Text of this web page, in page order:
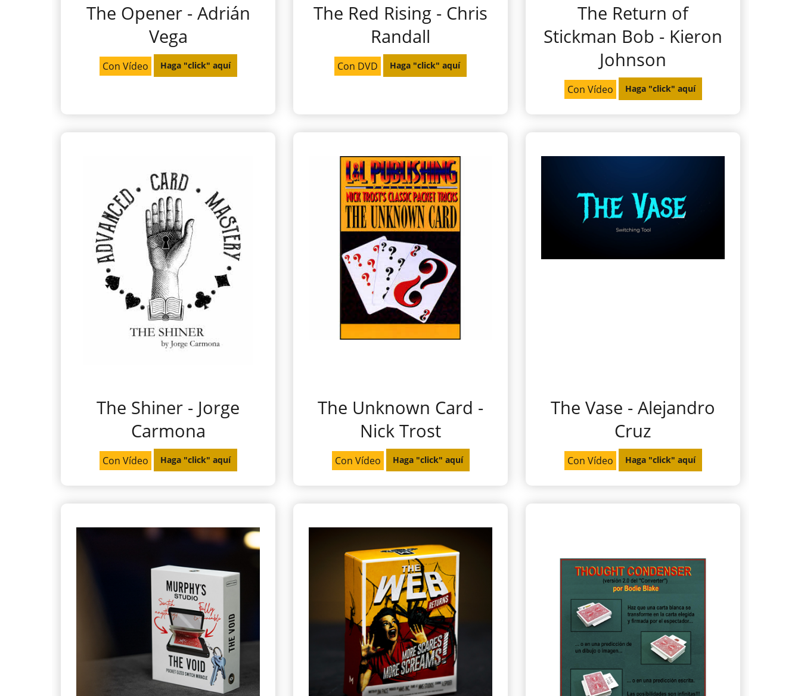
The Opener - Adrián
Vega
Con Vídeo Haga "click" aquí
The Red Rising - Chris
Randall
Con DVD Haga "click" aquí
The Return of
Stickman Bob - Kieron
Johnson
Con Vídeo Haga "click" aquí
The Shiner - Jorge
Carmona
Con Vídeo Haga "click" aquí
The Unknown Card -
Nick Trost
Con Vídeo Haga "click" aquí
The Vase - Alejandro
Cruz
Con Vídeo Haga "click" aquí